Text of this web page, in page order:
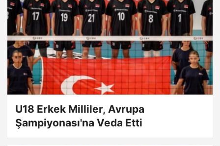
U18 Erkek Milliler, Avrupa
Şampiyonası'na Veda Etti